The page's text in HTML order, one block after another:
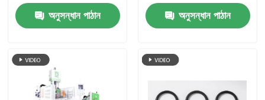
অনুসন্ধান পাঠান অনুসন্ধান পাঠান